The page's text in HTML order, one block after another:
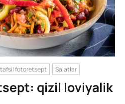
fotoretsept Salatlar
qizil loviyalik